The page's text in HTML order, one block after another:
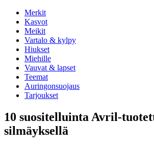
Merkit
Kasvot
Meikit
Vartalo & kylpy
Hiukset
Miehille
Vauvat & lapset
Teemat
Auringonsuojaus
Tarjoukset
10 suositelluinta Avril-
silmäyksellä